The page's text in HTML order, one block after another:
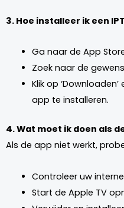
3. Hoe installeer ik een
Ga naar de App
Zoek naar de
Klik op
app te installeren.
4. Wat moet ik doen als
Als de app niet werkt,
Controleer uw
Start de Apple TV